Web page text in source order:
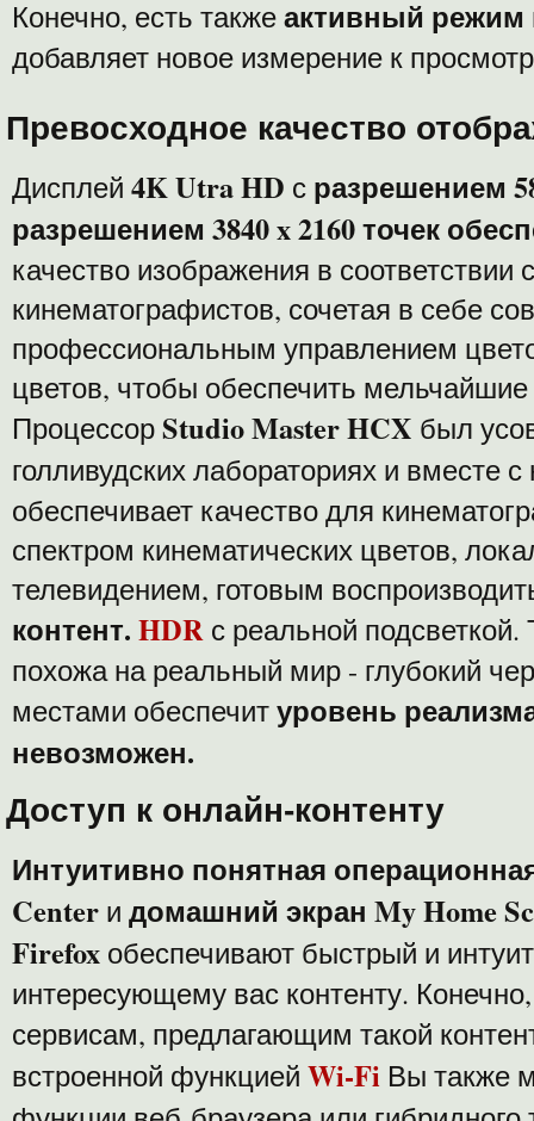
Конечно, есть такжеактивный режим
добавляет новое измерение к
Превосходное качество
Дисплей 4K Utra HD с разрешением
разрешением 3840 x 2160 точек
качество изображения в
кинематографистов, сочетая в себе
профессиональным управлением
цветов, чтобы обеспечить
ПроцессорStudio Master HCX был
голливудских лабораториях и вместе
обеспечивает качество для
спектром кинематических цветов,
телевидением, готовым
контент. HDR с реальной
похожа на реальный мир - глубокий
местами обеспечитуровень
невозможен.
Доступ к онлайн-контенту
Интуитивно понятная
Center и домашний экран My Home
Firefox обеспечивают быстрый и
интересующему вас контенту.
сервисам, предлагающим такой
встроенной функцией Wi-Fi Вы также